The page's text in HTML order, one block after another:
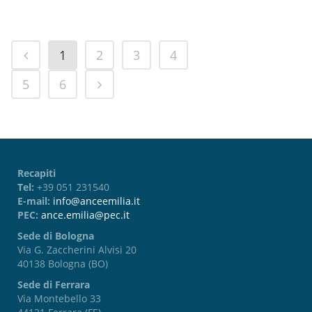
1 2 3
4
5
6
Recapiti
Tel: +39 051 231540
E-mail: info@anceemilia.it
PEC: ance.emilia@pec.it
Sede di Bologna
Via G. Zaccherini Alvisi 20
40138 Bologna (BO)
Sede di Ferrara
Via Montebello 33